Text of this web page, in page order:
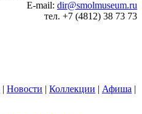
E-mail: dir@smolmuseum.ru
тел. +7 (4812) 38 73 73
| Новости | Коллекции | Афиша |